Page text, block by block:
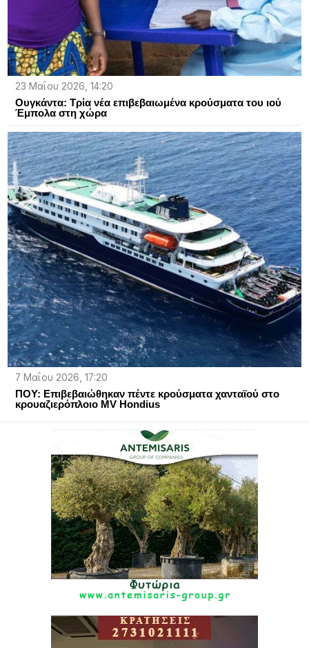
23 Μαΐου 2026, 14:20
Ουγκάντα: Τρία νέα επιβεβαιωμένα κρούσματα του ιού
Έμπολα στη χώρα
7 Μαΐου 2026, 17:20
ΠΟΥ: Επιβεβαιώθηκαν πέντε κρούσματα χανταϊού στο
κρουαζιερόπλοιο MV Hondius